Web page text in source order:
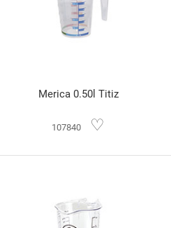
Merica 0.50l Titiz
107840 ♡